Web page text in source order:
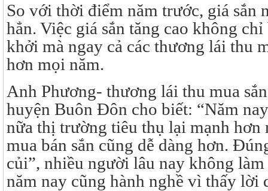
So với thời điểm năm trước, giá sắn
hẳn. Việc giá sắn tăng cao không
khởi mà ngay cả các thương lái thu
hơn mọi năm.
Anh Phương- thương lái thu mua
huyện Buôn Đôn cho biết: “Năm
nữa thị trường tiêu thụ lại mạnh hơn
mua bán sắn cũng dễ dàng hơn.
củi”, nhiều người lâu nay không làm
năm nay cũng hành nghề vì thấy lời